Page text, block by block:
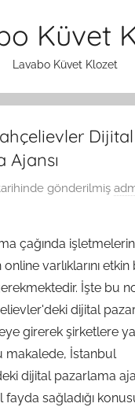
Küvet
Lavabo Küvet Klozet
Dijital
Ajansı
gönderilmiş
çağında işletmelerin
varlıklarını
İşte bu
dijital
girerek şirketlere
makalede, İstanbul
dijital pazarlama
fayda sağladığı